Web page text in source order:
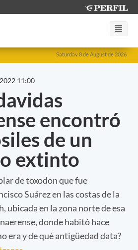
Saturday 8 de August de 2026
11:00
encontró
de un
extinto
de toxodon que fue
Suárez en las costas de la
ubicada en la zona norte de esa
donde habitó hace
era y de qué antigüedad data?